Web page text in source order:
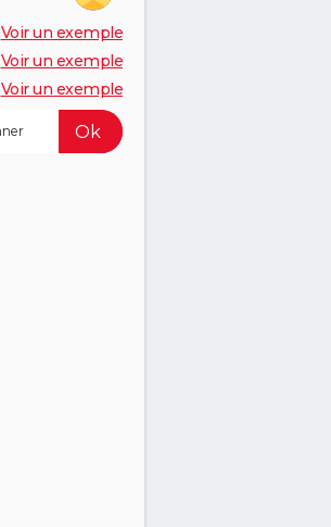
Voir un exemple
Voir un exemple
Voir un exemple